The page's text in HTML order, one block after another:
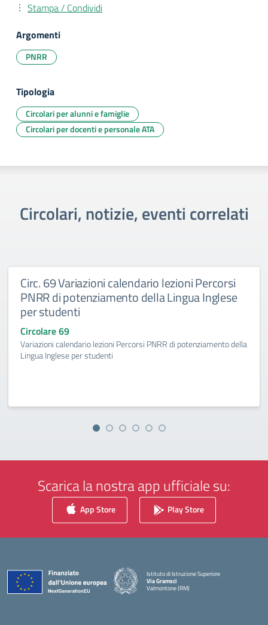
Stampa / Condividi
Argomenti
PNRR
Tipologia
Circolari per alunni e famiglie
Circolari per docenti e personale ATA
Circolari, notizie, eventi correlati
Circ. 69 Variazioni calendario lezioni Percorsi
PNRR di potenziamento della Lingua Inglese
per studenti
Circolare 69
Variazioni calendario lezioni Percorsi PNRR di potenziamento della
Lingua Inglese per studenti
Scarica la nostra app ufficiale su:
App Store Play Store
Istituto di Istruzione Superiore
Via Gramsci
Valmontone (RM)